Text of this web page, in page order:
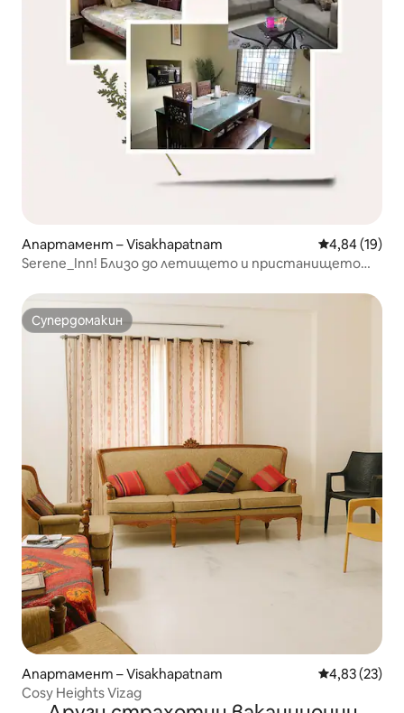
Апартамент – Visakhapatnam Средна
4,84 (19)
Serene_Inn! Близо до летището и пристанището
Супердомакин
Супердомакин
Апартамент – Visakhapatnam Средна
4,83 (23)
Cosy Heights Vizag